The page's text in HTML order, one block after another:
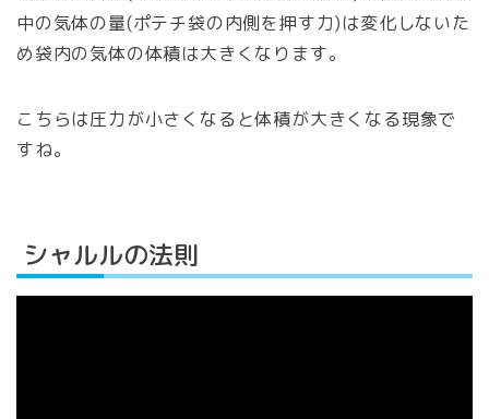
中の気体の量(ポテチ袋の内側を押す力)は変化しないた
め袋内の気体の体積は大きくなります。
こちらは圧力が小さくなると体積が大きくなる現象で
すね。
シャルルの法則